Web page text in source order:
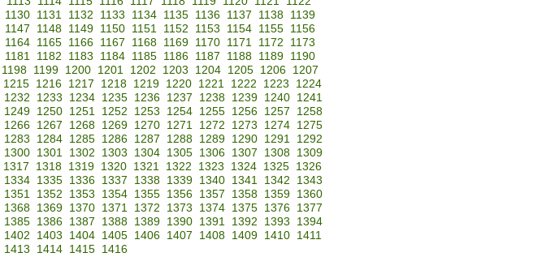
1130 1131 1132 1133 1134 1135 1136 1137 1138 1139
1147 1148 1149 1150 1151 1152 1153 1154 1155 1156
1164 1165 1166 1167 1168 1169 1170 1171 1172
1173
1181 1182 1183 1184 1185 1186 1187 1188 1189 1190
1198 1199 1200 1201 1202 1203 1204 1205 1206 1207
1215 1216 1217 1218 1219 1220 1221 1222 1223
1224
1232 1233 1234 1235 1236 1237 1238 1239 1240
1241
1249 1250 1251 1252 1253 1254 1255 1256 1257
1258
1266 1267 1268 1269 1270 1271 1272 1273 1274
1275
1283 1284 1285 1286 1287 1288 1289 1290 1291
1292
1300 1301 1302 1303 1304 1305 1306 1307 1308
1309
1317 1318 1319 1320 1321 1322 1323 1324 1325 1326
1334 1335 1336 1337 1338 1339 1340 1341 1342
1343
1351 1352 1353 1354 1355 1356 1357 1358 1359
1360
1368 1369 1370 1371 1372 1373 1374 1375 1376
1377
1385 1386 1387 1388 1389 1390 1391 1392 1393
1394
1402 1403 1404 1405 1406 1407 1408 1409 1410 1411
1413 1414 1415 1416